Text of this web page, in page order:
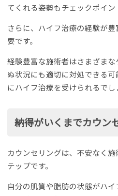
てくれる姿勢もチェックポイン
さらに、ハイフ治療の経験が
要です。
経験豊富な施術者はさまざま
ぬ状況にも適切に対処できる
にハイフ治療を受けられるでし
納得がいくまでカウン
カウンセリングは、不安なく
テップです。
自分の肌質や脂肪の状態がハ